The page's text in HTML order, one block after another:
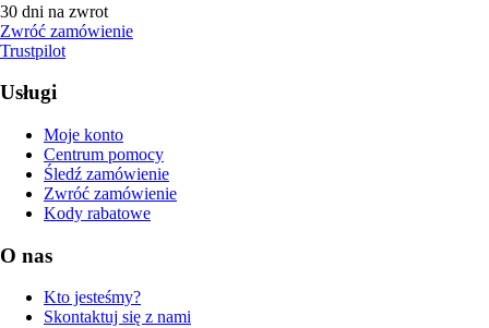
30 dni na zwrot
Zwróć zamówienie
Trustpilot
Usługi
Moje konto
Centrum pomocy
Śledź zamówienie
Zwróć zamówienie
Kody rabatowe
O nas
Kto jesteśmy?
Skontaktuj się z nami